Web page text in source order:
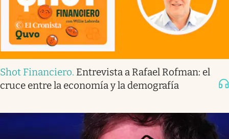
Shot Financiero. Entrevista a Rafael Rofman: el
cruce entre la economía y la demografía